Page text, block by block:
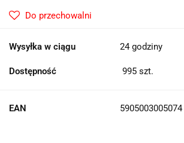
Do przechowalni
Wysyłka w ciągu 24 godziny
Dostępność 995 szt.
EAN 5905003005074